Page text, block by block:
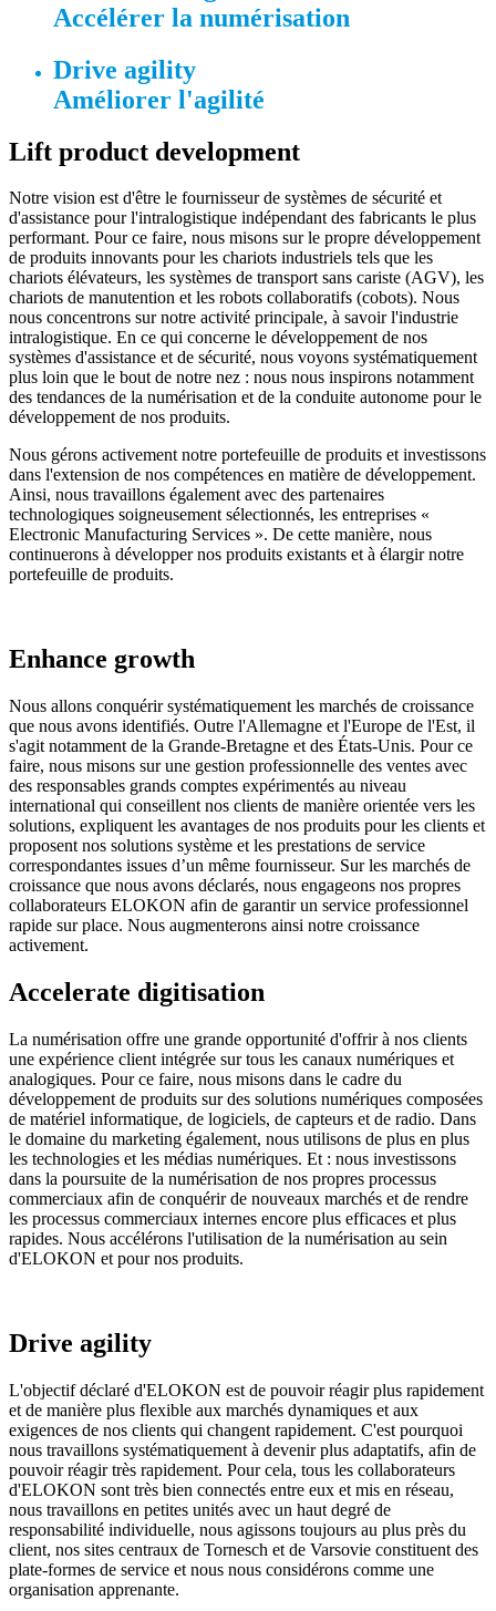
Accélérer la numérisation
Drive agility
Améliorer l'agilité
Lift product development
Notre vision est d'être le fournisseur de systèmes de sécurité et
d'assistance pour l'intralogistique indépendant des fabricants le plus
performant. Pour ce faire, nous misons sur le propre développement
de produits innovants pour les chariots industriels tels que les
chariots élévateurs, les systèmes de transport sans cariste (AGV), les
chariots de manutention et les robots collaboratifs (cobots). Nous
nous concentrons sur notre activité principale, à savoir l'industrie
intralogistique. En ce qui concerne le développement de nos
systèmes d'assistance et de sécurité, nous voyons systématiquement
plus loin que le bout de notre nez : nous nous inspirons notamment
des tendances de la numérisation et de la conduite autonome pour le
développement de nos produits.
Nous gérons activement notre portefeuille de produits et investissons
dans l'extension de nos compétences en matière de développement.
Ainsi, nous travaillons également avec des partenaires
technologiques soigneusement sélectionnés, les entreprises «
Electronic Manufacturing Services ». De cette manière, nous
continuerons à développer nos produits existants et à élargir notre
portefeuille de produits.
Enhance growth
Nous allons conquérir systématiquement les marchés de croissance
que nous avons identifiés. Outre l'Allemagne et l'Europe de l'Est, il
s'agit notamment de la Grande-Bretagne et des États-Unis. Pour ce
faire, nous misons sur une gestion professionnelle des ventes avec
des responsables grands comptes expérimentés au niveau
international qui conseillent nos clients de manière orientée vers les
solutions, expliquent les avantages de nos produits pour les clients et
proposent nos solutions système et les prestations de service
correspondantes issues d’un même fournisseur. Sur les marchés de
croissance que nous avons déclarés, nous engageons nos propres
collaborateurs ELOKON afin de garantir un service professionnel
rapide sur place. Nous augmenterons ainsi notre croissance
activement.
Accelerate digitisation
La numérisation offre une grande opportunité d'offrir à nos clients
une expérience client intégrée sur tous les canaux numériques et
analogiques. Pour ce faire, nous misons dans le cadre du
développement de produits sur des solutions numériques composées
de matériel informatique, de logiciels, de capteurs et de radio. Dans
le domaine du marketing également, nous utilisons de plus en plus
les technologies et les médias numériques. Et : nous investissons
dans la poursuite de la numérisation de nos propres processus
commerciaux afin de conquérir de nouveaux marchés et de rendre
les processus commerciaux internes encore plus efficaces et plus
rapides. Nous accélérons l'utilisation de la numérisation au sein
d'ELOKON et pour nos produits.
Drive agility
L'objectif déclaré d'ELOKON est de pouvoir réagir plus rapidement
et de manière plus flexible aux marchés dynamiques et aux
exigences de nos clients qui changent rapidement. C'est pourquoi
nous travaillons systématiquement à devenir plus adaptatifs, afin de
pouvoir réagir très rapidement. Pour cela, tous les collaborateurs
d'ELOKON sont très bien connectés entre eux et mis en réseau,
nous travaillons en petites unités avec un haut degré de
responsabilité individuelle, nous agissons toujours au plus près du
client, nos sites centraux de Tornesch et de Varsovie constituent des
plate-formes de service et nous nous considérons comme une
organisation apprenante.